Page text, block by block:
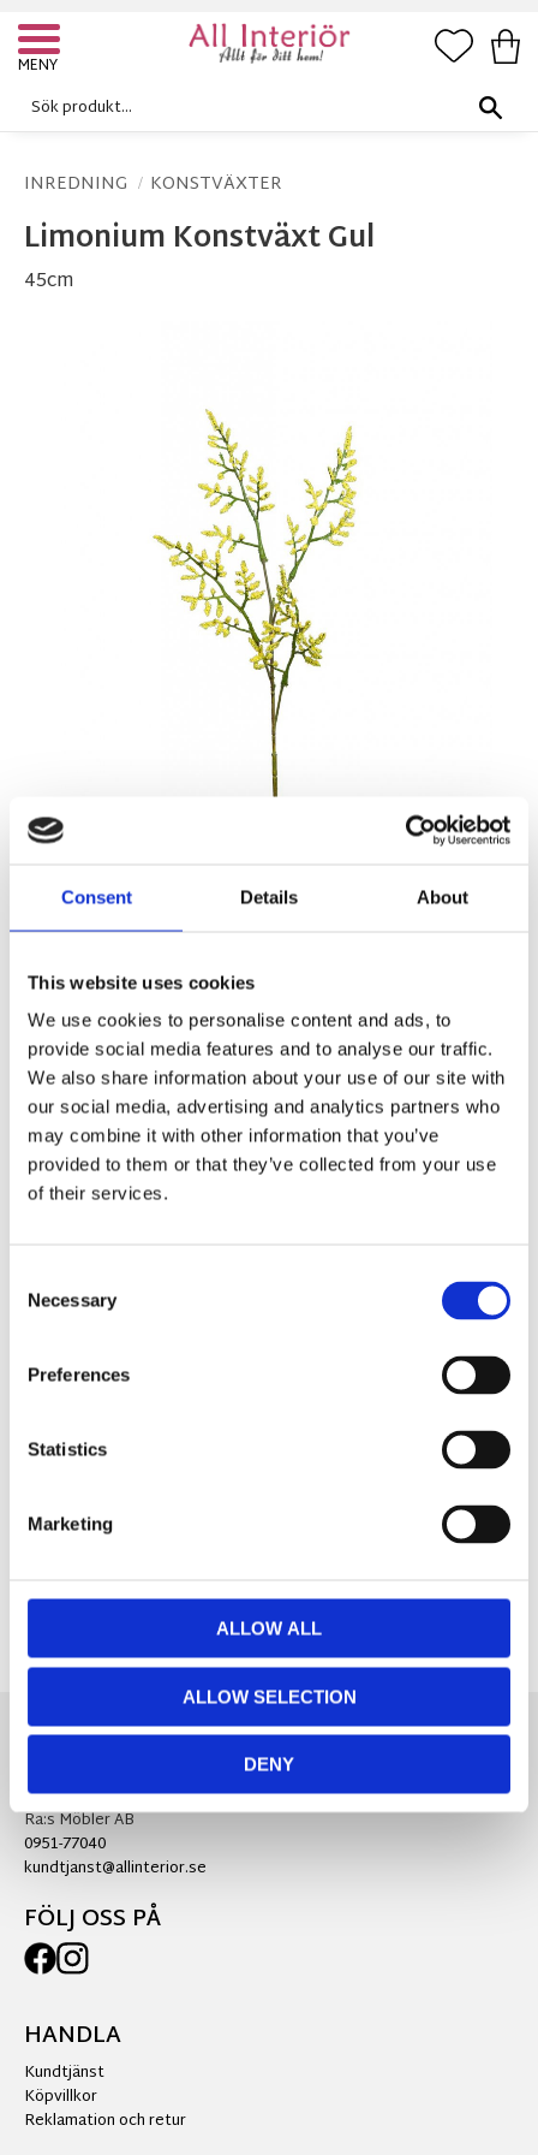
Consent Details About
This website uses cookies
We use cookies to personalise content and ads, to
provide social media features and to analyse our traffic.
We also share information about your use of our site with
our social media, advertising and analytics partners who
may combine it with other information that you’ve
provided to them or that they’ve collected from your use
of their services.
Selection
Necessary
Preferences
Statistics
Marketing
ALLOW ALL
ALLOW SELECTION
DENY
Meny
INREDNING KONSTVÄXTER
Limonium Konstväxt Gul
45cm
39,00
Antal
Lagerstatus 19 st i lager Artikelnr 9653-50
Tillverkare
Mr Plant
Fri frakt över 995kr
Snabba leveranser
Enkel betalning med Klarna
blomma som växer ihop som kluster på stjälk. Just
denna blommar i gult på en grön fin stjälk. Sätt ihop
med andra blommor och få en underbar bukett som
står sig fint år efter år.
Visa alla produkter från Mr Plant
KONTAKTA OSS
Ra:s Möbler AB
0951-77040
kundtjanst@allinterior.se
FÖLJ OSS PÅ
HANDLA
Kundtjänst
Köpvillkor
Reklamation och retur